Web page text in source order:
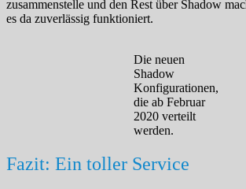
zusammenstelle und den Rest über Shadow
es da zuverlässig funktioniert.
Die neuen
Shadow
Konfigurationen,
die ab Februar
2020 verteilt
werden.
Fazit: Ein toller Service